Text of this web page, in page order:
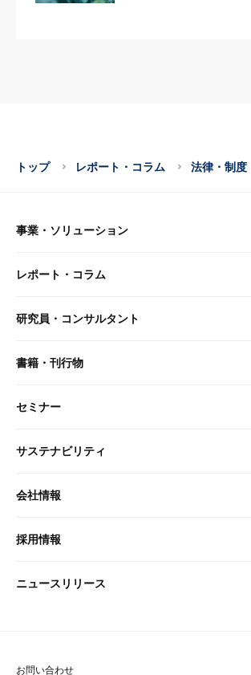
トップ レポート・コラム 法律・制度
事業・ソリューション
事業・ソリューション トップ
リサーチ
大和総研の強み
先端テクノロジーに基づく新たな価値の創出
レポート・コラム
レポート・コラム トップ
最新のレポート・コラム
政策分析
研究員・コンサルタント
研究員・コンサルタント トップ
研究員
書籍・刊行物
書籍・刊行物 トップ
書籍
セミナー
セミナー トップ
現在受付中のセミナー・イベント
サステナビリティ
サステナビリティの取り組み
次世代社会への貢献
会社情報
会社情報 トップ
会社概要・役員一覧
採用情報
採用情報 トップ
ニュースリリース
お問い合わせ